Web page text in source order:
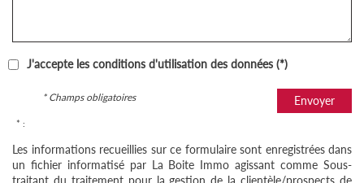
J'accepte les conditions d'utilisation des données (*)
Envoyer
* Champs obligatoires
* :
Les informations recueillies sur ce formulaire sont enregistrées dans
un fichier informatisé par La Boite Immo agissant comme Sous-